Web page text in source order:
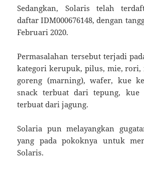
Sedangkan, Solaris telah
daftar IDM000676148, dengan
Februari 2020.
Permasalahan tersebut terjadi
kategori kerupuk, pilus, mie, rori,
goreng (marning), wafer, kue
snack terbuat dari tepung,
terbuat dari jagung.
Solaria pun melayangkan
yang pada pokoknya untuk
Solaris.